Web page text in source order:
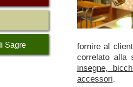
Sagre
fornire al
correlato alla
insegne,
accessori.